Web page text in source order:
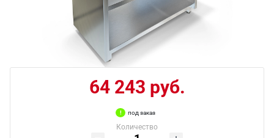
64 243 руб.
под заказ
Количество